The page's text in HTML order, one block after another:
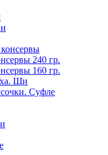
240 гр.
160 гр.
Щи
Суфле